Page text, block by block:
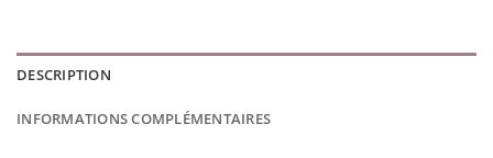
DESCRIPTION
INFORMATIONS COMPLÉMENTAIRES